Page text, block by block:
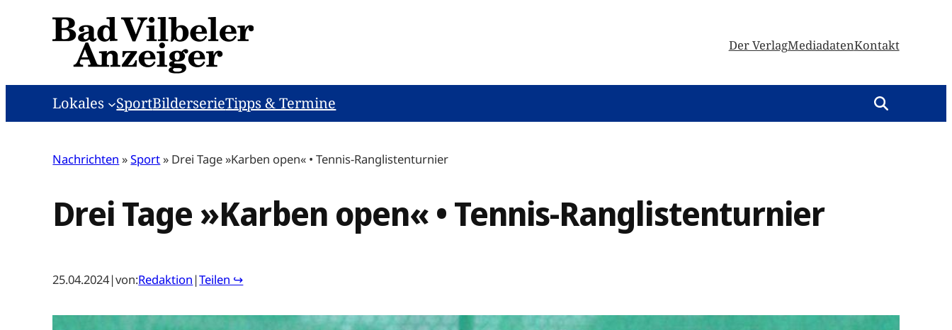
Der VerlagMediadatenKontakt
Lokales SportBilderserieTipps & Termine
Nachrichten »Sport» Drei Tage »Karben open« • Tennis-Ranglistenturnier
Drei Tage »Karben open« • Tennis-Ranglistenturnier
25.04.2024|von:Redaktion |Teilen ↪